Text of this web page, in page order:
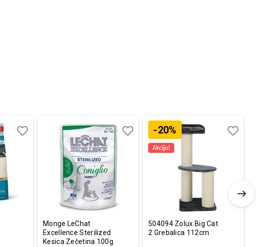
Monge LeChat
Excellence Sterilized
Kesica Zečetina 100g
Uporedi
-20%
504094 Zolux Big Cat
2 Grebalica 112cm